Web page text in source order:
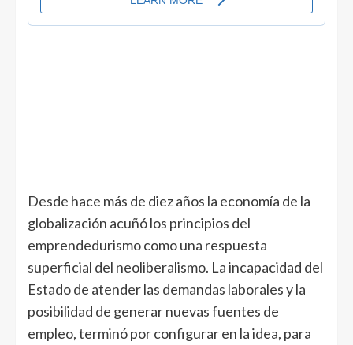
Desde hace más de diez años la economía de la
globalización acuñó los principios del
emprendedurismo como una respuesta
superficial del neoliberalismo. La incapacidad del
Estado de atender las demandas laborales y la
posibilidad de generar nuevas fuentes de
empleo, terminó por configurar en la idea, para